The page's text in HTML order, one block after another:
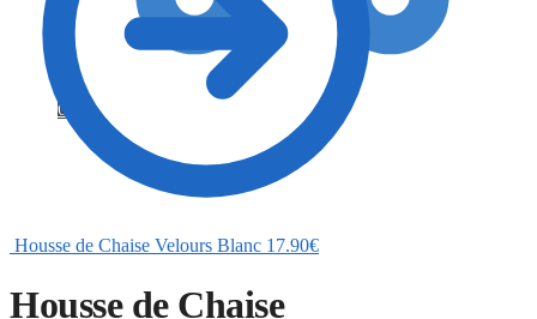
0
Housse de Chaise Velours Blanc 17.90€
Housse de Chaise